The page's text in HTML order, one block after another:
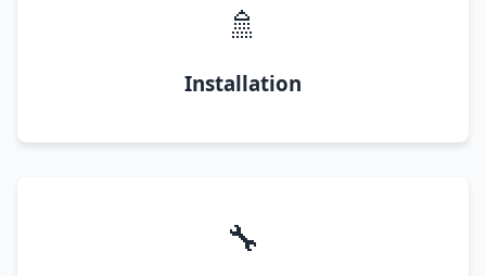
🚿
Installation
🔧